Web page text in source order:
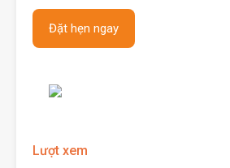
Lượt xem